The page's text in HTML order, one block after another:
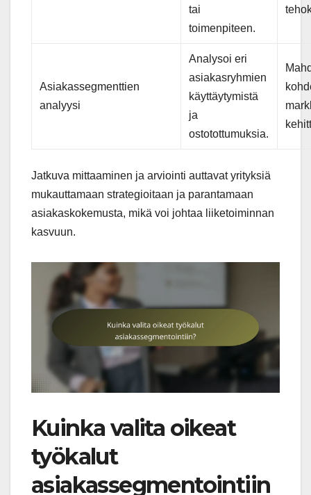
tai
toimenpiteen.
Asiakassegmenttien
analyysi
Analysoi eri
asiakasryhmien
käyttäytymistä
ja
ostotottumuksia.
Jatkuva mittaaminen ja arviointi auttavat yrityksiä
mukauttamaan strategioitaan ja parantamaan
asiakaskokemusta, mikä voi johtaa liiketoiminnan
kasvuun.
Kuinka valita oikeat
työkalut
asiakassegmentointiin